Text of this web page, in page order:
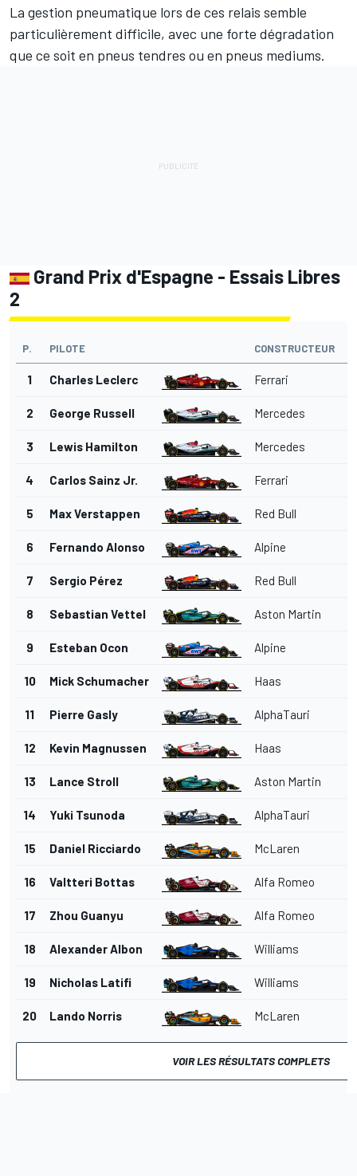
La gestion pneumatique lors de ces relais semble
particulièrement difficile, avec une forte dégradation
que ce soit en pneus tendres ou en pneus mediums.
Grand Prix d'Espagne - Essais Libres
2
P. PILOTE CONSTRUCTEUR
1 Charles Leclerc Ferrari
2 George Russell Mercedes
3 Lewis Hamilton Mercedes
4 Carlos Sainz Jr. Ferrari
5 Max Verstappen Red Bull
6 Fernando Alonso Alpine
7 Sergio Pérez Red Bull
8 Sebastian Vettel Aston Martin
9 Esteban Ocon Alpine
10 Mick Schumacher Haas
11 Pierre Gasly AlphaTauri
12 Kevin Magnussen Haas
13 Lance Stroll Aston Martin
14 Yuki Tsunoda AlphaTauri
15 Daniel Ricciardo McLaren
16 Valtteri Bottas Alfa Romeo
17 Zhou Guanyu Alfa Romeo
18 Alexander Albon Williams
19 Nicholas Latifi Williams
20 Lando Norris McLaren
VOIR LES RÉSULTATS COMPLETS